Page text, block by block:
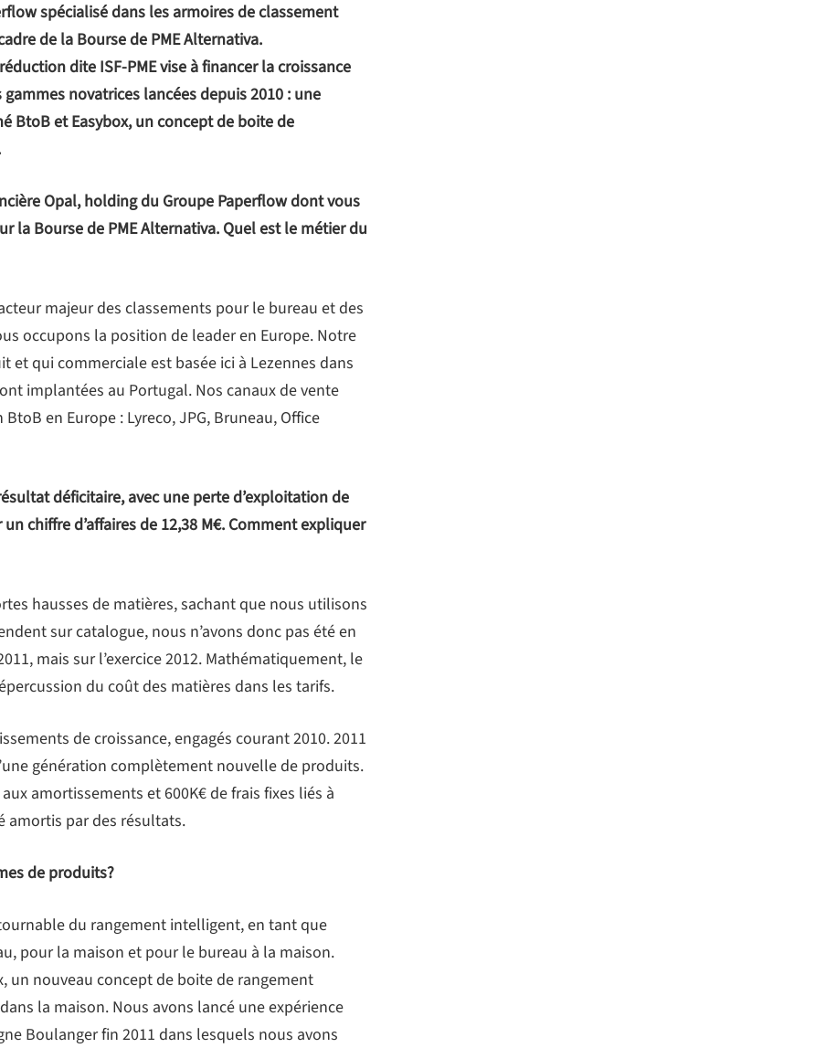
spécialisé dans les armoires de classement
de la Bourse de PME Alternativa.
dite ISF-PME vise à financer la croissance
novatrices lancées depuis 2010 : une
BtoB et Easybox, un concept de boite de
Opal, holding du Groupe Paperflow dont vous
la Bourse de PME Alternativa. Quel est le métier du
majeur des classements pour le bureau et des
occupons la position de leader en Europe. Notre
qui commerciale est basée ici à Lezennes dans
implantées au Portugal. Nos canaux de vente
en Europe : Lyreco, JPG, Bruneau, Office
déficitaire, avec une perte d’exploitation de
chiffre d’affaires de 12,38 M€. Comment expliquer
hausses de matières, sachant que nous utilisons
sur catalogue, nous n’avons donc pas été en
mais sur l’exercice 2012. Mathématiquement, le
du coût des matières dans les tarifs.
de croissance, engagés courant 2010. 2011
génération complètement nouvelle de produits.
amortissements et 600K€ de frais fixes liés à
amortis par des résultats.
de produits?
du rangement intelligent, en tant que
pour la maison et pour le bureau à la maison.
un nouveau concept de boite de rangement
la maison. Nous avons lancé une expérience
Boulanger fin 2011 dans lesquels nous avons